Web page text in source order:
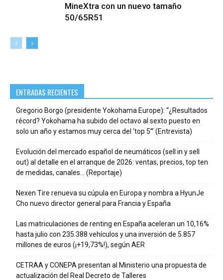
MineXtra con un nuevo tamaño
50/65R51
ENTRADAS RECIENTES
Gregorio Borgo (presidente Yokohama Europe): “¿Resultados
récord? Yokohama ha subido del octavo al sexto puesto en
solo un año y estamos muy cerca del ‘top 5’” (Entrevista)
Evolución del mercado español de neumáticos (sell in y sell
out) al detalle en el arranque de 2026: ventas, precios, top ten
de medidas, canales… (Reportaje)
Nexen Tire renueva su cúpula en Europa y nombra a HyunJe
Cho nuevo director general para Francia y España
Las matriculaciones de renting en España aceleran un 10,16%
hasta julio con 235.388 vehículos y una inversión de 5.857
millones de euros (¡+19,73%!), según AER
CETRAA y CONEPA presentan al Ministerio una propuesta de
actualización del Real Decreto de Talleres